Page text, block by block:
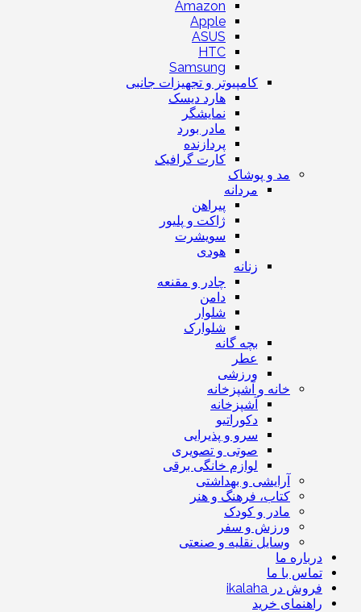
Amazon
Apple
ASUS
HTC
Samsung
کامپیوتر و تجهیزات جانبی
هارد دیسک
نمایشگر
مادر بورد
پردازنده
کارت گرافیک
مد و پوشاک
مردانه
پیراهن
ژاکت و پلیور
سویشرت
هودی
زنانه
چادر و مقنعه
دامن
شلوار
شلوارک
بچه گانه
عطر
ورزشی
خانه و آشپزخانه
آشپزخانه
دکوراتیو
سرو و پذیرایی
صوتی و تصویری
لوازم خانگی برقی
آرایشی و بهداشتی
کتاب، فرهنگ و هنر
مادر و کودک
ورزش و سفر
وسایل نقلیه و صنعتی
درباره ما
تماس با ما
فروش در ikalaha
راهنمای خرید